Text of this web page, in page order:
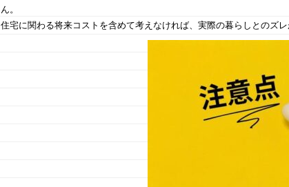
ん。
住宅に関わる将来コストを含めて考えなければ、実際の暮らしとのズレ